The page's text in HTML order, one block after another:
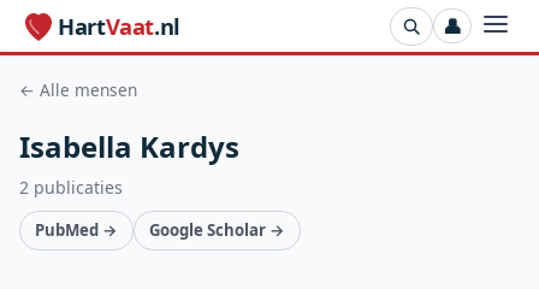
HartVaat.nl 👤
← Alle mensen
Isabella Kardys
2 publicaties
PubMed → Google Scholar →